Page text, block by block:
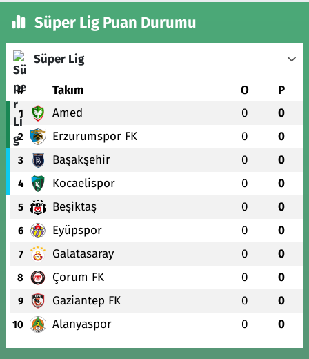
Süper Lig Puan Durumu
Süper Lig
# Takım O P
1 Amed 0 0
2 Erzurumspor FK 0 0
3 Başakşehir 0 0
4 Kocaelispor 0 0
5 Beşiktaş 0 0
6 Eyüpspor 0 0
7 Galatasaray 0 0
8 Çorum FK 0 0
9 Gaziantep FK 0 0
10 Alanyaspor 0 0